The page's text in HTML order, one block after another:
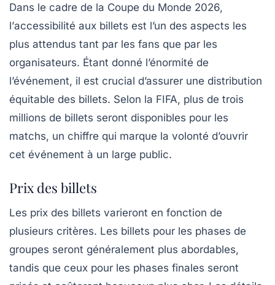
Dans le cadre de la Coupe du Monde 2026,
l’accessibilité aux billets est l’un des aspects les
plus attendus tant par les fans que par les
organisateurs. Étant donné l’énormité de
l’événement, il est crucial d’assurer une distribution
équitable des billets. Selon la FIFA, plus de trois
millions de billets seront disponibles pour les
matchs, un chiffre qui marque la volonté d’ouvrir
cet événement à un large public.
Prix des billets
Les prix des billets varieront en fonction de
plusieurs critères. Les billets pour les phases de
groupes seront généralement plus abordables,
tandis que ceux pour les phases finales seront